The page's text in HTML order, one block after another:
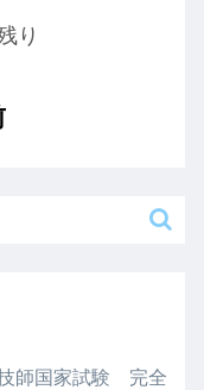
り
師国家試験 完全